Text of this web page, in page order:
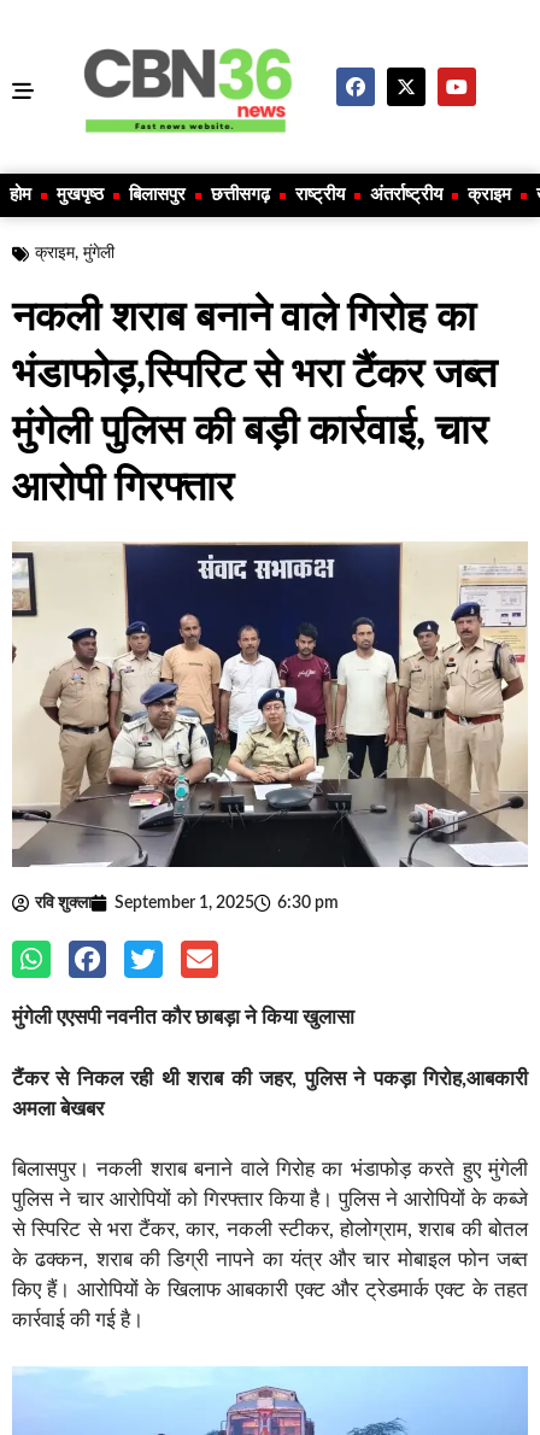
होम मुखपृष्ठ बिलासपुर छत्तीसगढ़ राष्ट्रीय अंतर्राष्ट्रीय क्राइम
क्राइम, मुंगेली
नकली शराब बनाने वाले गिरोह का
भंडाफोड़,स्पिरिट से भरा टैंकर जब्त
मुंगेली पुलिस की बड़ी कार्रवाई, चार
आरोपी गिरफ्तार
रवि शुक्ला September 1, 2025 6:30 pm
मुंगेली एएसपी नवनीत कौर छाबड़ा ने किया खुलासा
टैंकर से निकल रही थी शराब की जहर, पुलिस ने पकड़ा गिरोह,आबकारी
अमला बेखबर
बिलासपुर। नकली शराब बनाने वाले गिरोह का भंडाफोड़ करते हुए मुंगेली
पुलिस ने चार आरोपियों को गिरफ्तार किया है। पुलिस ने आरोपियों के कब्जे
से स्पिरिट से भरा टैंकर, कार, नकली स्टीकर, होलोग्राम, शराब की बोतल
के ढक्कन, शराब की डिग्री नापने का यंत्र और चार मोबाइल फोन जब्त
किए हैं। आरोपियों के खिलाफ आबकारी एक्ट और ट्रेडमार्क एक्ट के तहत
कार्रवाई की गई है।